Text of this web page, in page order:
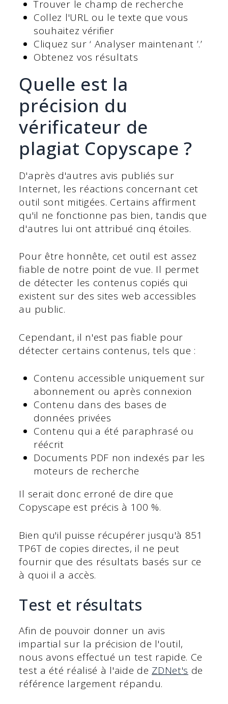
Trouver le champ de recherche
Collez l'URL ou le texte que vous
souhaitez vérifier
Cliquez sur ‘ Analyser maintenant ’.’
Obtenez vos résultats
Quelle est la
précision du
vérificateur de
plagiat Copyscape ?
D'après d'autres avis publiés sur
Internet, les réactions concernant cet
outil sont mitigées. Certains affirment
qu'il ne fonctionne pas bien, tandis que
d'autres lui ont attribué cinq étoiles.
Pour être honnête, cet outil est assez
fiable de notre point de vue. Il permet
de détecter les contenus copiés qui
existent sur des sites web accessibles
au public.
Cependant, il n'est pas fiable pour
détecter certains contenus, tels que :
Contenu accessible uniquement sur
abonnement ou après connexion
Contenu dans des bases de
données privées
Contenu qui a été paraphrasé ou
réécrit
Documents PDF non indexés par les
moteurs de recherche
Il serait donc erroné de dire que
Copyscape est précis à 100 %.
Bien qu'il puisse récupérer jusqu'à 851
TP6T de copies directes, il ne peut
fournir que des résultats basés sur ce
à quoi il a accès.
Test et résultats
Afin de pouvoir donner un avis
impartial sur la précision de l'outil,
nous avons effectué un test rapide. Ce
test a été réalisé à l'aide de ZDNet's de
référence largement répandu.